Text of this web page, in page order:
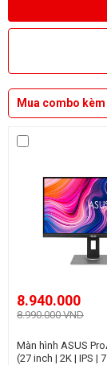
Mua combo
8.940.000
8.990.000 VND
Màn hình ASUS
(27 inch | 2K | IPS |